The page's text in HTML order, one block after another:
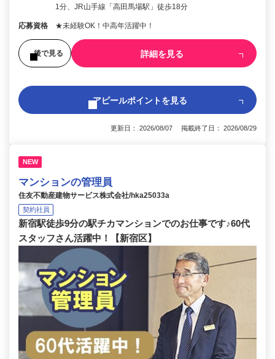
1分、JR山手線「高田馬場駅」徒歩18分
応募資格 ★未経験OK！中高年活躍中！
後で見る 詳細を見る
アピールポイントを見る
更新日： 2026/08/07 掲載終了日： 2026/08/29
NEW
マンションの管理員
住友不動産建物サービス株式会社/hka25033a
契約社員
新宿駅徒歩9分の駅チカマンションでのお仕事です♪60代
スタッフさん活躍中！【新宿区】